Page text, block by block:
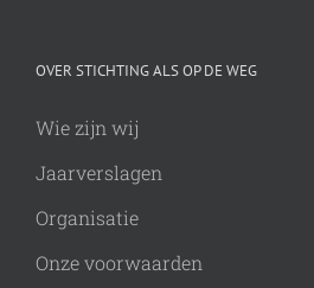
OVER STICHTING ALS OP DE WEG
Wie zijn wij
Jaarverslagen
Organisatie
Onze voorwaarden